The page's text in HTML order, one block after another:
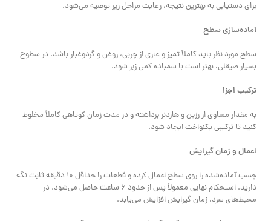
برای دستیابی به بهترین نتیجه، رعایت مراحل زیر توصیه می‌شود.
آماده‌سازی سطح
سطح مورد نظر باید کاملاً تمیز و عاری از چربی، روغن و گردوغبار باشد. در سطوح
بسیار صیقلی، بهتر است با سمباده کمی زبر شود.
ترکیب اجزا
به مقدار مساوی از رزین و هاردنر برداشته و در مدت زمان کوتاهی کاملاً مخلوط
کنید تا ترکیبی یکنواخت ایجاد شود.
اعمال و زمان گیرایش
چسب آماده‌شده را روی سطح اعمال کرده و قطعات را حداقل ۱۰ دقیقه ثابت نگه
دارید. استحکام نهایی معمولاً پس از حدود ۶ ساعت حاصل می‌شود. در
محیط‌های سرد، زمان گیرایش افزایش می‌یابد.